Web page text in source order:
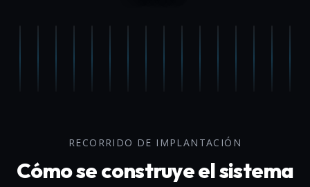
RECORRIDO DE IMPLANTACIÓN
Cómo se construye el sistema